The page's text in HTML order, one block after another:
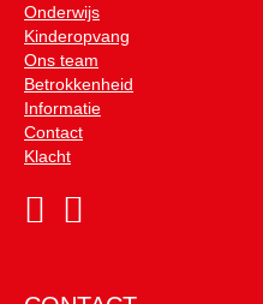
Onderwijs
Kinderopvang
Ons team
Betrokkenheid
Informatie
Contact
Klacht